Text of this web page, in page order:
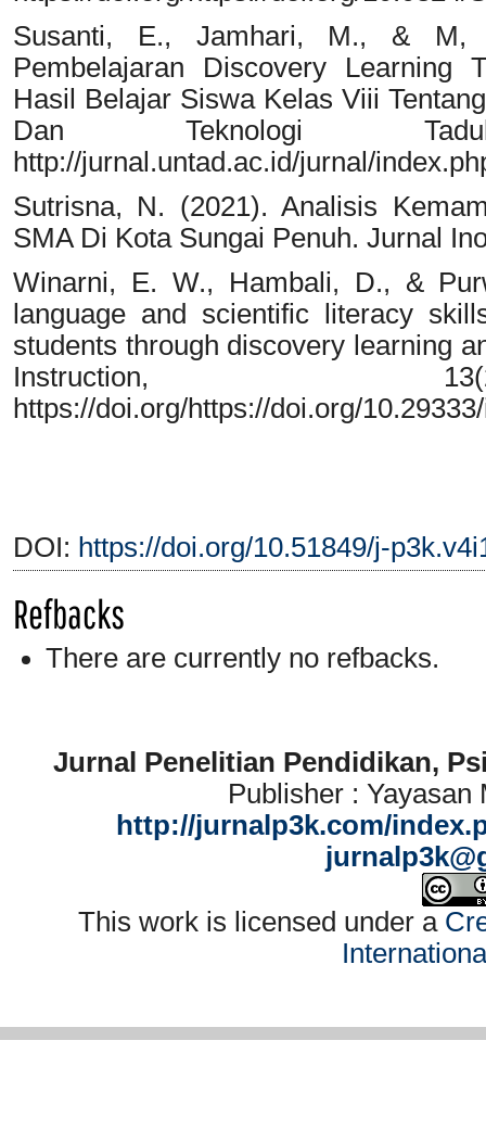
Susanti, E., Jamhari, M., & M,
Pembelajaran Discovery Learning
Hasil Belajar Siswa Kelas Viii
Dan Teknologi
http://jurnal.untad.ac.id/jurnal/
Sutrisna, N. (2021). Analisis
SMA Di Kota Sungai Penuh. Jurnal
Winarni, E. W., Hambali, D., &
language and scientific literacy
students through discovery learning
Instruction,
https://doi.org/https://doi.org/
DOI: https://doi.org/10.51849/j-
Refbacks
There are currently no refbacks.
Jurnal Penelitian Pendidikan,
Publisher : Yayasan
http://jurnalp3k.com/
This work is licensed under a